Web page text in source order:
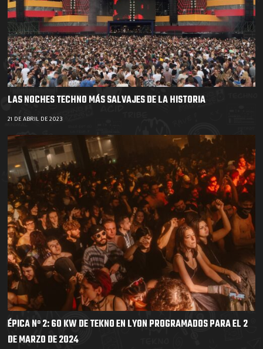
LAS NOCHES TECHNO MÁS SALVAJES DE LA HISTORIA
21 DE ABRIL DE 2023
ÉPICA Nº 2: 60 KW DE TEKNO EN LYON PROGRAMADOS PARA EL 2
DE MARZO DE 2024